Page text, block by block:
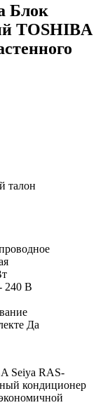
Блок
TOSHIBA
талон
240 В
Да
Seiya RAS-
кондиционер